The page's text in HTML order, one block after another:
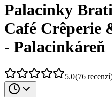
Palacinky
Café Crêperie
- Palacinkáreň
5.0(76 recenzí